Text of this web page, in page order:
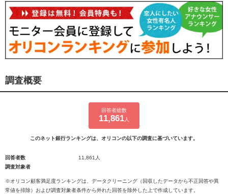
調査概要
回答者総数
11,861 人
このネット銀行ランキングは、オリコンの以下の調査に基づいています。
回答者数
11,861人
調査対象者
※オリコン顧客満足度ランキングは、データクリーニング（回収したデータから不正回答や異
常値を排除）および調査対象者条件から外れた回答を除外した上で作成しています。